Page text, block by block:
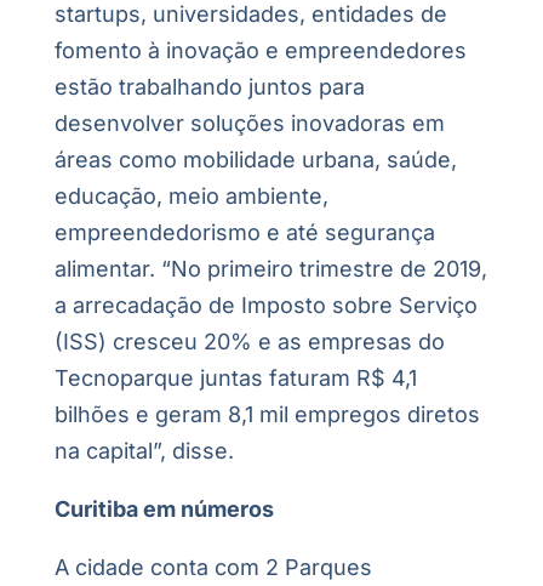
startups, universidades, entidades de
fomento à inovação e empreendedores
estão trabalhando juntos para
desenvolver soluções inovadoras em
áreas como mobilidade urbana, saúde,
educação, meio ambiente,
empreendedorismo e até segurança
alimentar. “No primeiro trimestre de 2019,
a arrecadação de Imposto sobre Serviço
(ISS) cresceu 20% e as empresas do
Tecnoparque juntas faturam R$ 4,1
bilhões e geram 8,1 mil empregos diretos
na capital”, disse.
Curitiba em números
A cidade conta com 2 Parques